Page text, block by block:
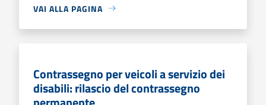
VAI ALLA PAGINA
Contrassegno per veicoli a servizio dei
disabili: rilascio del contrassegno